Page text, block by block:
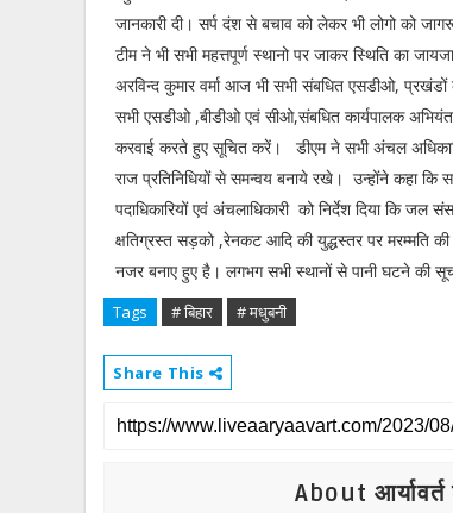
जानकारी दी। सर्प दंश से बचाव को लेकर भी लोगो को
टीम ने भी सभी महत्तपूर्ण स्थानो पर जाकर स्थिति का
अरविन्द कुमार वर्मा आज भी सभी संबधित एसडीओ,
सभी एसडीओ ,बीडीओ एवं सीओ,संबधित कार्यपालक
करवाई करते हुए सूचित करें। डीएम ने सभी अंचल
राज प्रतिनिधियों से समन्वय बनाये रखे। उन्होंने कहा
पदाधिकारियों एवं अंचलाधिकारी को निर्देश दिया कि
क्षतिग्रस्त सड़को ,रेनकट आदि की युद्धस्तर पर मरम्मति
नजर बनाए हुए है। लगभग सभी स्थानों से पानी घटने की
Tags # बिहार # मधुबनी
Share This
About